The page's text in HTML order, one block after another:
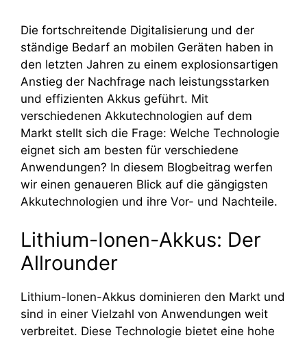
Die fortschreitende Digitalisierung und der
ständige Bedarf an mobilen Geräten haben in
den letzten Jahren zu einem explosionsartigen
Anstieg der Nachfrage nach leistungsstarken
und effizienten Akkus geführt. Mit
verschiedenen Akkutechnologien auf dem
Markt stellt sich die Frage: Welche Technologie
eignet sich am besten für verschiedene
Anwendungen? In diesem Blogbeitrag werfen
wir einen genaueren Blick auf die gängigsten
Akkutechnologien und ihre Vor- und Nachteile.
Lithium-Ionen-Akkus: Der
Allrounder
Lithium-Ionen-Akkus dominieren den Markt und
sind in einer Vielzahl von Anwendungen weit
verbreitet. Diese Technologie bietet eine hohe